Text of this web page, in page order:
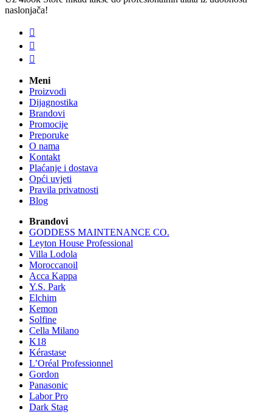
naslonjača!



Meni
Proizvodi
Dijagnostika
Brandovi
Promocije
Preporuke
O nama
Kontakt
Plaćanje i dostava
Opći uvjeti
Pravila privatnosti
Blog
Brandovi
GODDESS MAINTENANCE CO.
Leyton House Professional
Villa Lodola
Moroccanoil
Acca Kappa
Y.S. Park
Elchim
Kemon
Solfine
Cella Milano
K18
Kérastase
L’Oréal Professionnel
Gordon
Panasonic
Labor Pro
Dark Stag